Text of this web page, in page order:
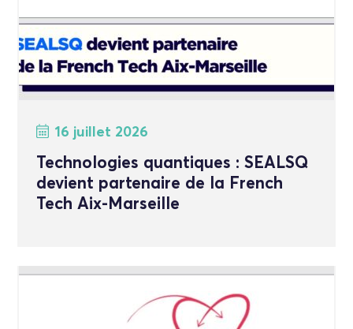
16 juillet 2026
Technologies quantiques : SEALSQ
devient partenaire de la French
Tech Aix-Marseille